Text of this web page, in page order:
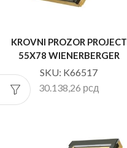
KROVNI PROZOR PROJECT
55X78 WIENERBERGER
SKU: K66517
30.138,26 рсд